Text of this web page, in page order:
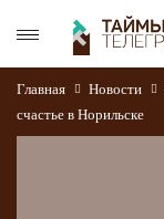
Главная Новости
счастье в Норильске